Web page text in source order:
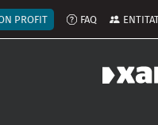
del compte
PROFIT FAQ